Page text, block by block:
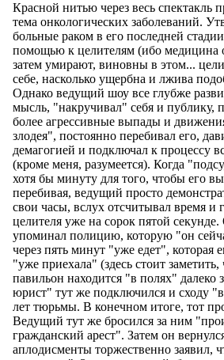
Красной нитью через весь спектакль
тема онкологических заболеваний.
больные раком в его последней
помощью к целителям (ибо медицина
затем умирают, виновны в этом...
себе, насколько ущербна и лжива
Однако ведущий шоу все глубже
мысль, "накручивал" себя и публику,
более агрессивные выпады и
злодея", постоянно перебивал его,
демагогией и подключал к процессу
(кроме меня, разумеется). Когда
хотя бы минуту для того, чтобы его
перебивая, ведущий просто
свои часы, вслух отсчитывал время и
целителя уже на сорок пятой
упоминал полицию, которую "он
через пять минут "уже едет", которая
"уже приехала" (здесь стоит
павильон находится "в полях"
юрист" тут же подключился и сходу
лет тюрьмы. В конечном итоге, тот
Ведущий тут же бросился за ним
гражданский арест". Затем он
аплодисменты торжественно заявил,